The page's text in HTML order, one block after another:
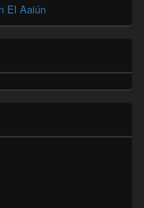
El Aaiún